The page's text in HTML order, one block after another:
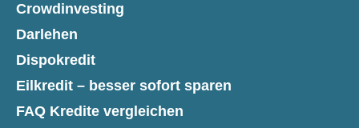
Crowdinvesting
Darlehen
Dispokredit
Eilkredit – besser sofort sparen
FAQ Kredite vergleichen